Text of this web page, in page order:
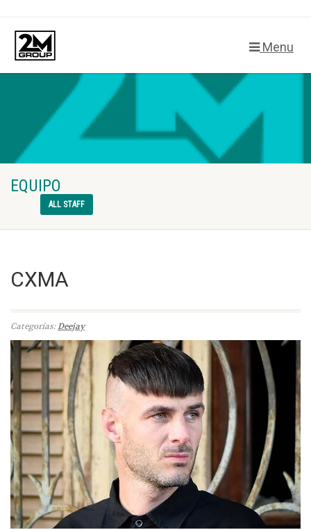
Menu
EQUIPO
ALL STAFF
CXMA
Categorías:Deejay